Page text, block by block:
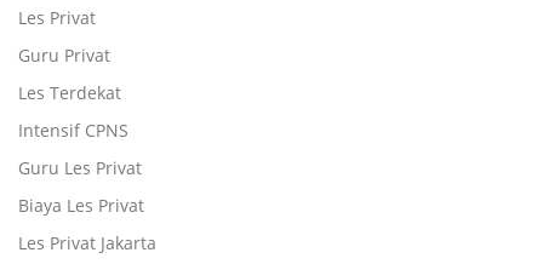
Les Privat
Guru Privat
Les Terdekat
Intensif CPNS
Guru Les Privat
Biaya Les Privat
Les Privat Jakarta